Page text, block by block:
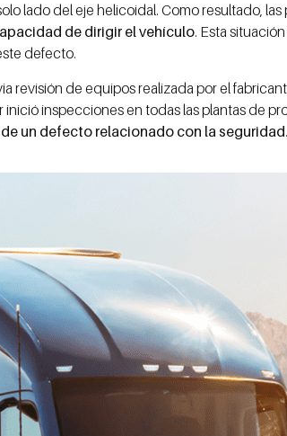
lado del eje helicoidal. Como resultado,
de dirigir el vehículo. Esta situación
defecto.
revisión de equipos realizada por el
inició inspecciones en todas las plantas de
un defecto relacionado con la seguridad.